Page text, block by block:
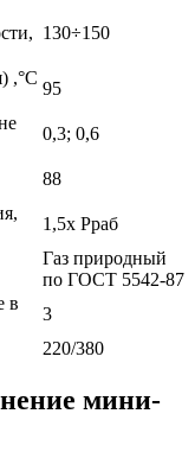
130÷150
,°С
95
0,3; 0,6
88
1,5х Рраб
Газ природный
по ГОСТ 5542-87
в
3
220/380
мини-